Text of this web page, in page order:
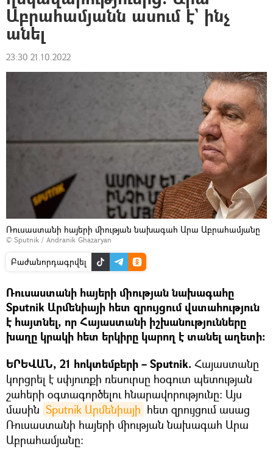
Աբրահամյանն ասում է` ինչ
անել
23:30 21.10.2022
Ռուսաստանի հայերի միության նախագահ Արա Աբրահամյանը
© Sputnik / Andranik Ghazaryan
Բաժանորդագրվել
Ռուսաստանի հայերի միության նախագահը
Sputnik Արմենիայի հետ զրույցում վստահություն
է հայտնել, որ Հայաստանի իշխանությունները
խաղը կրակի հետ երկիրը կարող է տանել աղետի։
ԵՐԵՎԱՆ, 21 հոկտեմբերի – Sputnik. Հայաստանը
կորցրել է սփյուռքի ռեսուրսը հօգուտ պետության
շահերի օգտագործելու հնարավորությունը։ Այս
մասին Sputnik Արմենիայի հետ զրույցում ասաց
Ռուսաստանի հայերի միության նախագահ Արա
Աբրահամյանը։